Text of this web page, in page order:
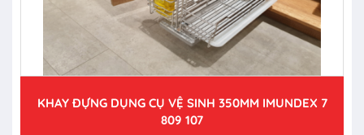
KHAY ĐỰNG DỤNG CỤ VỆ SINH 350MM IMUNDEX 7
809 107